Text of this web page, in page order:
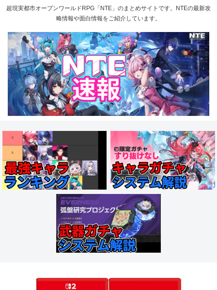
超現実都市オープンワールドRPG「NTE」のまとめサイトです。NTEの最新攻
略情報や面白情報をご紹介しています。